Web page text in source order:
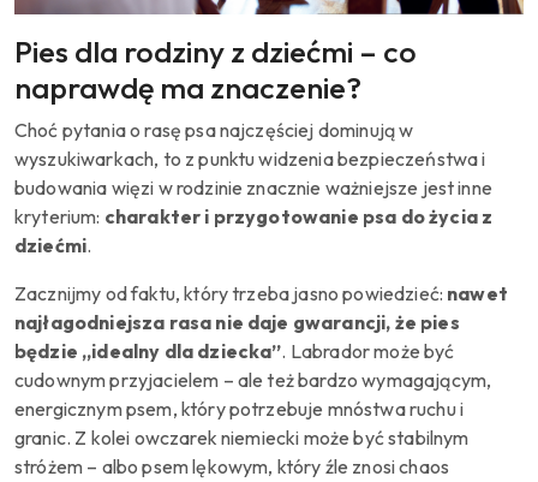
Pies dla rodziny z dziećmi – co
naprawdę ma znaczenie?
Choć pytania o rasę psa najczęściej dominują w
wyszukiwarkach, to z punktu widzenia bezpieczeństwa i
budowania więzi w rodzinie znacznie ważniejsze jest inne
kryterium: charakter i przygotowanie psa do życia z
dziećmi.
Zacznijmy od faktu, który trzeba jasno powiedzieć: nawet
najłagodniejsza rasa nie daje gwarancji, że pies
będzie „idealny dla dziecka”. Labrador może być
cudownym przyjacielem – ale też bardzo wymagającym,
energicznym psem, który potrzebuje mnóstwa ruchu i
granic. Z kolei owczarek niemiecki może być stabilnym
stróżem – albo psem lękowym, który źle znosi chaos